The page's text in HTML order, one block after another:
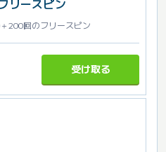
リースピン
200回のフリースピン
受け取る